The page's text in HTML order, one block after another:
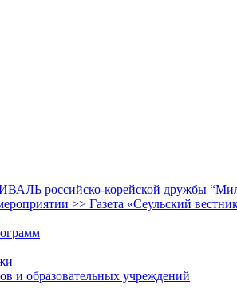
российско-корейской дружбы
>> Газета «Сеульский
и образовательных учреждений